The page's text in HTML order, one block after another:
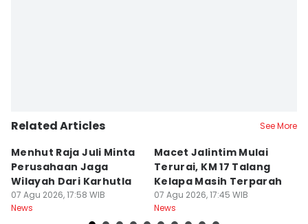
Related Articles See More
Menhut Raja Juli Minta
Perusahaan Jaga
Wilayah Dari Karhutla
07 Agu 2026, 17:58 WIB
News
Macet Jalintim Mulai
Terurai, KM 17 Talang
Kelapa Masih Terparah
07 Agu 2026, 17:45 WIB
News